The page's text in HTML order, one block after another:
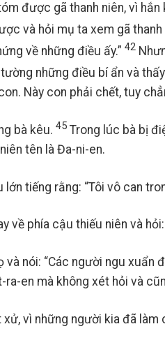
được gã thanh niên, vì
và hỏi mụ ta xem gã thanh
về những điều ấy.” 42
những điều bí ẩn và
Này con phải chết, tuy
bà kêu. 45 Trong lúc bà bị
tên là Đa-ni-en.
lớn tiếng rằng: “Tôi vô can
về phía cậu thiếu niên và
và nói: “Các người ngu xuẩn
en mà không xét hỏi và
vì những người kia đã làm